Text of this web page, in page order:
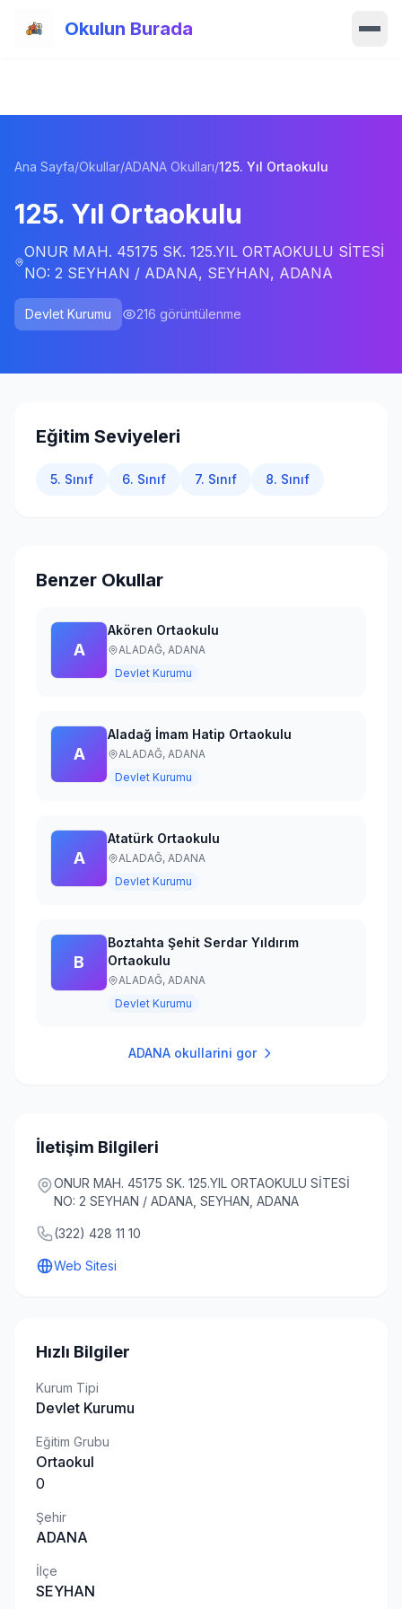
Okulun Burada
Okullar
Haberler
Blog
Hakkımızda
Ana Sayfa/Okullar/ADANA Okulları/125. Yıl Ortaokulu
125. Yıl Ortaokulu
ONUR MAH. 45175 SK. 125.YIL ORTAOKULU SİTESİ
NO: 2 SEYHAN / ADANA, SEYHAN, ADANA
Devlet Kurumu 216 görüntülenme
Eğitim Seviyeleri
5. Sınıf 6. Sınıf 7. Sınıf 8. Sınıf
Benzer Okullar
A
Akören Ortaokulu
ALADAĞ, ADANA
Devlet Kurumu
A
Aladağ İmam Hatip Ortaokulu
ALADAĞ, ADANA
Devlet Kurumu
A
Atatürk Ortaokulu
ALADAĞ, ADANA
Devlet Kurumu
B
Boztahta Şehit Serdar Yıldırım
Ortaokulu
ALADAĞ, ADANA
Devlet Kurumu
ADANAokullarini gor
İletişim Bilgileri
ONUR MAH. 45175 SK. 125.YIL ORTAOKULU SİTESİ
NO: 2 SEYHAN / ADANA, SEYHAN, ADANA
(322) 428 11 10
Web Sitesi
Hızlı Bilgiler
Kurum Tipi
Devlet Kurumu
Eğitim Grubu
Ortaokul
0
Şehir
ADANA
İlçe
SEYHAN